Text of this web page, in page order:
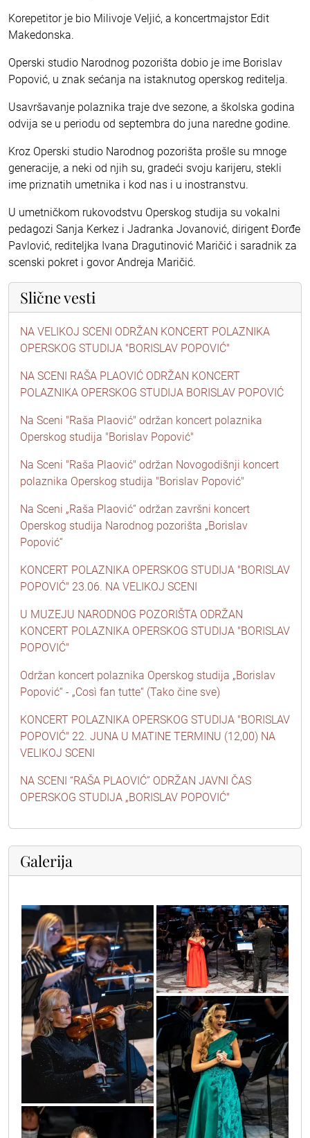
Korepetitor je bio Milivoje Veljić, a koncertmajstor Edit
Makedonska.
Operski studio Narodnog pozorišta dobio je ime Borislav
Popović, u znak sećanja na istaknutog operskog reditelja.
Usavršavanje polaznika traje dve sezone, a školska godina
odvija se u periodu od septembra do juna naredne godine.
Kroz Operski studio Narodnog pozorišta prošle su mnoge
generacije, a neki od njih su, gradeći svoju karijeru, stekli
ime priznatih umetnika i kod nas i u inostranstvu.
U umetničkom rukovodstvu Operskog studija su vokalni
pedagozi Sanja Kerkez i Jadranka Jovanović, dirigent Đorđe
Pavlović, rediteljka Ivana Dragutinović Maričić i saradnik za
scenski pokret i govor Andreja Maričić.
Slične vesti
NA VELIKOJ SCENI ODRŽAN KONCERT POLAZNIKA
OPERSKOG STUDIJA "BORISLAV POPOVIĆ"
NA SCENI RAŠA PLAOVIĆ ODRŽAN KONCERT
POLAZNIKA OPERSKOG STUDIJA BORISLAV POPOVIĆ
Na Sceni "Raša Plaović" održan koncert polaznika
Operskog studija "Borislav Popović"
Na Sceni "Raša Plaović" održan Novogodišnji koncert
polaznika Operskog studija "Borislav Popović"
Na Sceni „Raša Plaović“ održan završni koncert
Operskog studija Narodnog pozorišta „Borislav
Popović“
KONCERT POLAZNIKA OPERSKOG STUDIJA "BORISLAV
POPOVIĆ" 23.06. NA VELIKOJ SCENI
U MUZEJU NARODNOG POZORIŠTA ODRŽAN
KONCERT POLAZNIKA OPERSKOG STUDIJA "BORISLAV
POPOVIĆ"
Održan koncert polaznika Operskog studija „Borislav
Popović“ - „Così fan tutte“ (Tako čine sve)
KONCERT POLAZNIKA OPERSKOG STUDIJA "BORISLAV
POPOVIĆ" 22. JUNA U MATINE TERMINU (12,00) NA
VELIKOJ SCENI
NA SCENI “RAŠA PLAOVIĆ” ODRŽAN JAVNI ČAS
OPERSKOG STUDIJA „BORISLAV POPOVIĆ"
Galerija
0o3a3553